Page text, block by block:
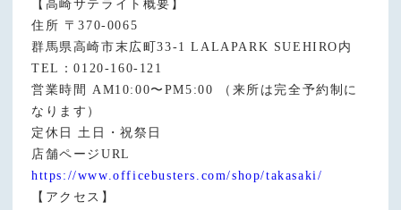
【高崎サテライト概要】
住所 〒370-0065
群馬県高崎市末広町33-1 LALAPARK SUEHIRO内
TEL：0120-160-121
営業時間 AM10:00〜PM5:00 （来所は完全予約制に
なります）
定休日 土日・祝祭日
店舗ページURL
https://www.officebusters.com/shop/takasaki/
【アクセス】